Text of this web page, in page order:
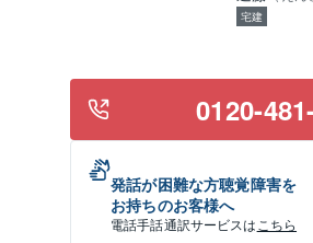
宅建
0120-
発話が困難な方聴覚障害を
お持ちのお客様へ
電話手話通訳サービスは こちら